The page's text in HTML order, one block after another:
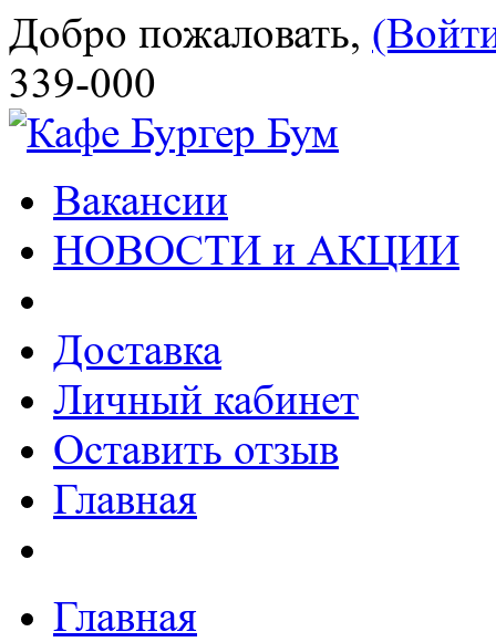
Добро пожаловать,
339-000
Вакансии
НОВОСТИ и АКЦИИ
Доставка
Личный кабинет
Оставить отзыв
Главная
Главная